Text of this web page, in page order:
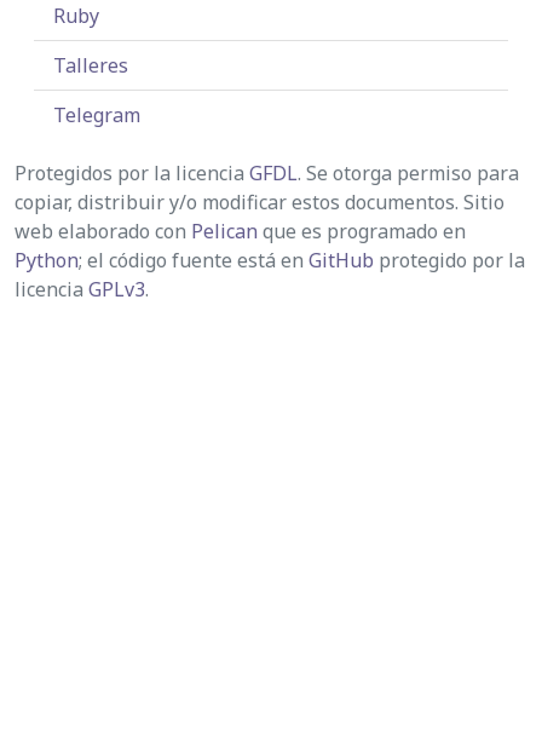
Ruby
Talleres
Telegram
Protegidos por la licencia GFDL. Se otorga permiso para
copiar, distribuir y/o modificar estos documentos. Sitio
web elaborado con Pelican que es programado en
Python; el código fuente está en GitHub protegido por la
licencia GPLv3.